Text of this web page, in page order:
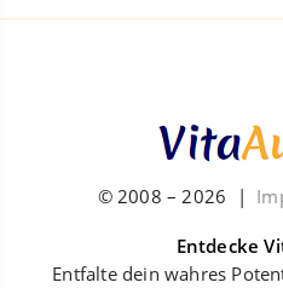
© 2008 –2026 |
Entdecke
Entfalte dein wahres